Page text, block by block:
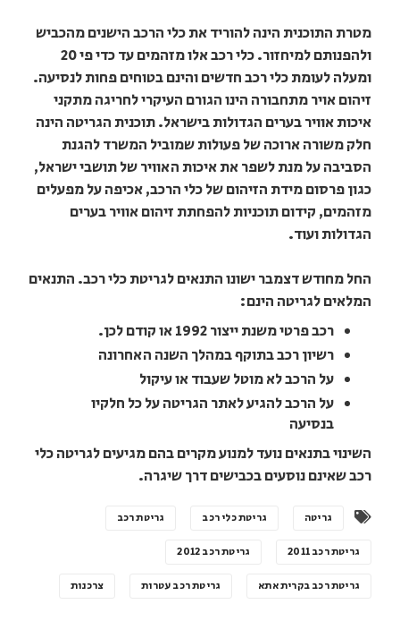
מטרת התוכנית הינה להוריד את כלי הרכב הישנים מהכביש
ולהפנותם למיחזור. כלי רכב אלו מזהמים עד כדי פי 20
ומעלה לעומת כלי רכב חדשים והינם בטוחים פחות לנסיעה.
זיהום אויר מתחבורה הינו הגורם העיקרי לחריגה מתקני
איכות אוויר בערים הגדולות בישראל. תוכנית הגריטה הינה
חלק משורה ארוכה של פעולות שמוביל המשרד להגנת
הסביבה על מנת לשפר את איכות האוויר של תושבי ישראל,
כגון פרסום מידת הזיהום של כלי הרכב, אכיפה על מפעלים
מזהמים, קידום תוכניות להפחתת זיהום אוויר בערים
הגדולות ועוד.
החל מחודש דצמבר ישונו התנאים לגריטת כלי רכב. התנאים
המלאים לגריטה הינם:
רכב פרטי משנת ייצור 1992 או קודם לכן.
רשיון רכב בתוקף במהלך השנה האחרונה
על הרכב לא מוטל שעבוד או עיקול
על הרכב להגיע לאתר הגריטה על כל חלקיו
בנסיעה
השינוי בתנאים נועד למנוע מקרים בהם מגיעים לגריטה כלי
רכב שאינם נוסעים בכבישים דרך שיגרה.
גריטה גריטת כלי רכב גריטת רכב
גריטת רכב 2011 גריטת רכב 2012
גריטת רכב בקרית אתא גריטת רכב עטרות צרכנות